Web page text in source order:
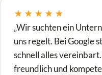
★★★★★
„Wir suchten ein
uns regelt. Bei Google
schnell alles
freundlich und